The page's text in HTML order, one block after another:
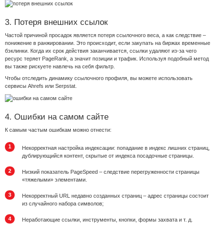
3. Потеря внешних ссылок
Частой причиной просадок является потеря ссылочного веса, а как следствие –
понижение в ранжировании. Это происходит, если закупать на биржах временные
бэклинки. Когда их срок действия заканчивается, ссылки удаляют из-за чего
ресурс теряет PageRank, а значит позиции и трафик. Используя подобный метод
вы также рискуете навлечь на себя фильтр.
Чтобы отследить динамику ссылочного профиля, вы можете использовать
сервисы Ahrefs или Serpstat.
4. Ошибки на самом сайте
К самым частым ошибкам можно отнести:
Некорректная настройка индексации: попадание в индекс лишних страниц,
дублирующийся контент, скрытые от индекса посадочные страницы.
Низкий показатель PageSpeed – следствие перегруженности страницы
«тяжелыми» элементами.
Некорректный URL недавно созданных страниц – адрес страницы состоит
из случайного набора символов;
Неработающие ссылки, инструменты, кнопки, формы захвата и т. д.